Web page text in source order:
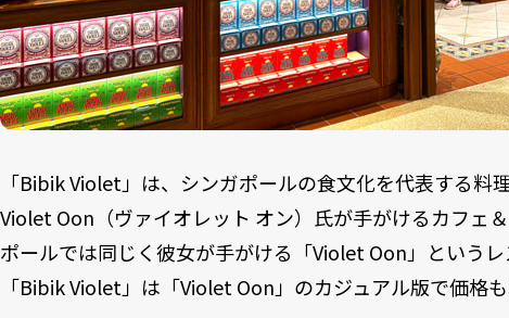
「Bibik Violet」は、シンガポールの食文化を代表する料
Violet Oon（ヴァイオレット オン）氏が手がけるカフェ
ポールでは同じく彼女が手がける「Violet Oon」というレ
「Bibik Violet」は「Violet Oon」のカジュアル版で価格も